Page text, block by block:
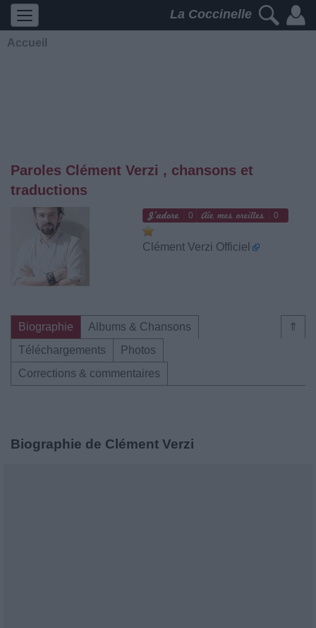
La Coccinelle
Accueil
Paroles Clément Verzi , chansons et
traductions
0 0
Clément Verzi Officiel
⇑
Biographie
Albums & Chansons
Téléchargements
Photos
Corrections & commentaires
Biographie de Clément Verzi